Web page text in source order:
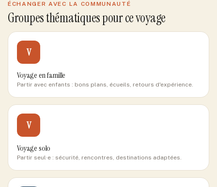
ÉCHANGER AVEC LA COMMUNAUTÉ
Groupes thématiques pour ce voyage
V
Voyage en famille
Partir avec enfants : bons plans, écueils, retours d'expérience.
V
Voyage solo
Partir seul·e : sécurité, rencontres, destinations adaptées.